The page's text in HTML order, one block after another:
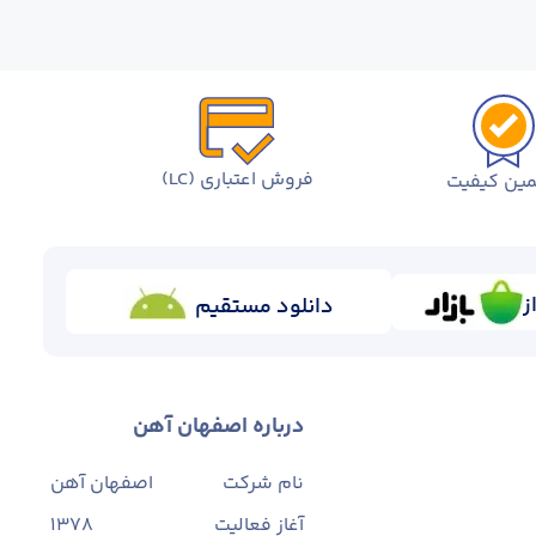
کیفیت فروش اعتباری (LC)
دانلود مستقیم
درباره اصفهان آهن
نام شرکت
اصفهان آهن
آغاز فعالیت
1378